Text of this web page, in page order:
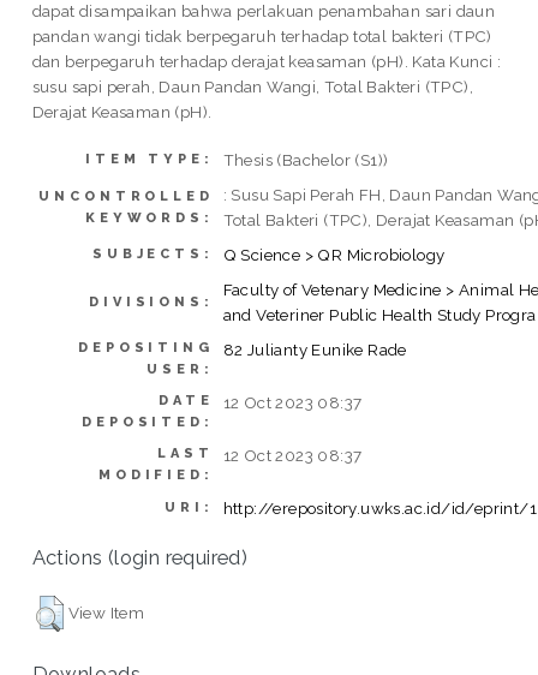
dapat disampaikan bahwa perlakuan penambahan sari daun
pandan wangi tidak berpegaruh terhadap total bakteri (TPC)
dan berpegaruh terhadap derajat keasaman (pH). Kata Kunci :
susu sapi perah, Daun Pandan Wangi, Total Bakteri (TPC),
Derajat Keasaman (pH).
ITEM TYPE: Thesis (Bachelor (S1))
UNCONTROLLED
KEYWORDS:
: Susu Sapi Perah FH, Daun Pandan
Total Bakteri (TPC), Derajat Keasaman
SUBJECTS: Q Science > QR Microbiology
DIVISIONS:
Faculty of Vetenary Medicine > Animal
and Veteriner Public Health Study
DEPOSITING
USER:
82 Julianty Eunike Rade
DATE
DEPOSITED:
12 Oct 2023 08:37
LAST
MODIFIED:
12 Oct 2023 08:37
URI: http://erepository.uwks.ac.id/id/eprint/
Actions (login required)
View Item